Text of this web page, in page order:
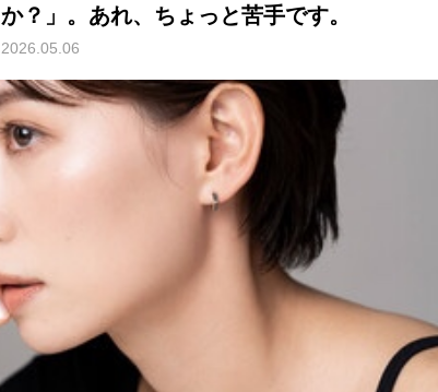
か？」。あれ、ちょっと苦手です。
2026.05.06